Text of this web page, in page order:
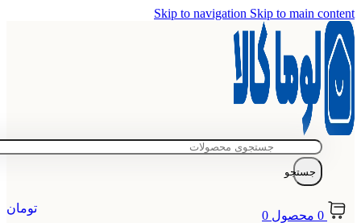
Skip to navigation Skip to main content
جستجو
0 محصول 0
تومان